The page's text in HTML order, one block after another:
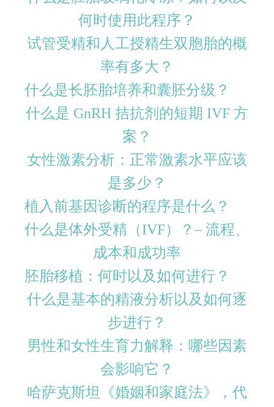
何时使用此程序？
试管受精和人工授精生双胞胎的概
率有多大？
什么是长胚胎培养和囊胚分级？
什么是 GnRH 拮抗剂的短期 IVF 方
案？
女性激素分析：正常激素水平应该
是多少？
植入前基因诊断的程序是什么？
什么是体外受精（IVF）？– 流程、
成本和成功率
胚胎移植：何时以及如何进行？
什么是基本的精液分析以及如何逐
步进行？
男性和女性生育力解释：哪些因素
会影响它？
哈萨克斯坦《婚姻和家庭法》，代